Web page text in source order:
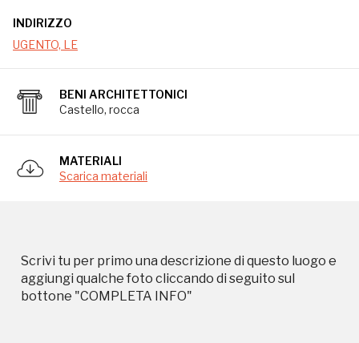
INDIRIZZO
UGENTO, LE
BENI ARCHITETTONICI
Castello, rocca
MATERIALI
Scarica materiali
Scrivi tu per primo una descrizione di questo luogo e
aggiungi qualche foto cliccando di seguito sul
bottone "COMPLETA INFO"
Storico campagne in questo
I Luoghi del Cuore